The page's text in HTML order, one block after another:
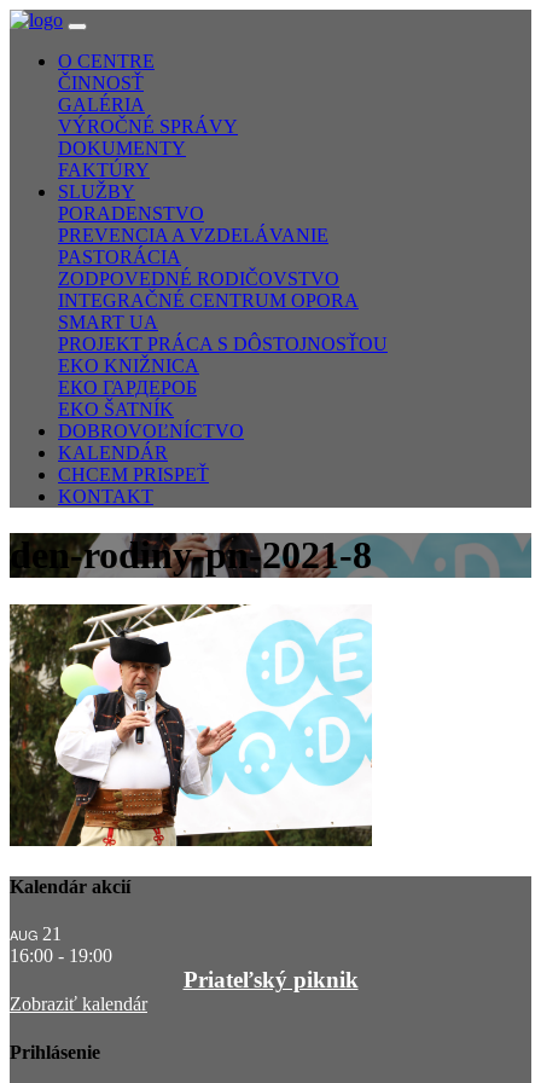
O CENTRE
ČINNOSŤ
GALÉRIA
VÝROČNÉ SPRÁVY
DOKUMENTY
FAKTÚRY
SLUŽBY
PORADENSTVO
PREVENCIA A VZDELÁVANIE
PASTORÁCIA
ZODPOVEDNÉ RODIČOVSTVO
INTEGRAČNÉ CENTRUM OPORA
SMART UA
PROJEKT PRÁCA S DÔSTOJNOSŤOU
EKO KNIŽNICA
ЕКО ГАРДЕРОБ
EKO ŠATNÍK
DOBROVOĽNÍCTVO
KALENDÁR
CHCEM PRISPEŤ
KONTAKT
den-rodiny-pn-2021-8
Kalendár akcií
AUG 21
16:00 - 19:00
Priateľský piknik
Zobraziť kalendár
Prihlásenie